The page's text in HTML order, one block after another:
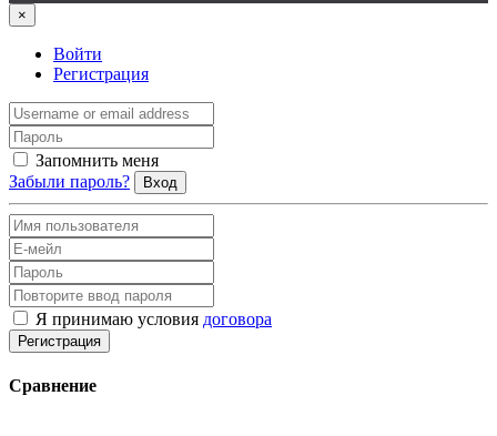
×
Войти
Регистрация
Запомнить меня
Забыли пароль?
Вход
Я принимаю условия договора
Регистрация
Сравнение